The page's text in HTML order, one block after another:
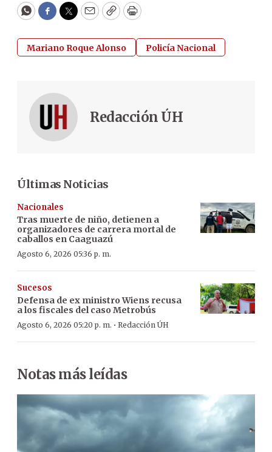
WhatsApp
Facebook
Twitter
EmailCopyPrint
Mariano Roque Alonso Policía Nacional
Redacción ÚH
Últimas Noticias
Nacionales
Tras muerte de niño, detienen a
organizadores de carrera mortal de
caballos en Caaguazú
Agosto 6, 2026 05:36 p. m.
Sucesos
Defensa de ex ministro Wiens recusa
a los fiscales del caso Metrobús
Agosto 6, 2026 05:20 p. m. · Redacción ÚH
Notas más leídas